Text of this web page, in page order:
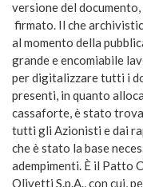
versione del
firmato. Il che
al momento della
grande e encomiabile
per digitalizzare tutti i
presenti, in quanto
cassaforte, è stato
tutti gli Azionisti e dai
che è stato la base
adempimenti. È il Patto
Olivetti S.p.A., con cui,